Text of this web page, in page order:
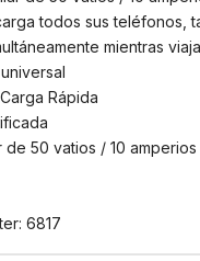
todos sus teléfonos,
mientras
Rápida
de 50 vatios / 10 amperios
6817